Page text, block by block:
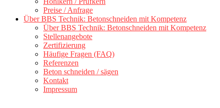
Preise / Anfrage
Über BBS Technik: Betonschneiden mit Kompetenz
Über BBS Technik: Betonschneiden mit Kompetenz
Stellenangebote
Zertifizierung
Häufige Fragen (FAQ)
Referenzen
Beton schneiden / sägen
Kontakt
Impressum